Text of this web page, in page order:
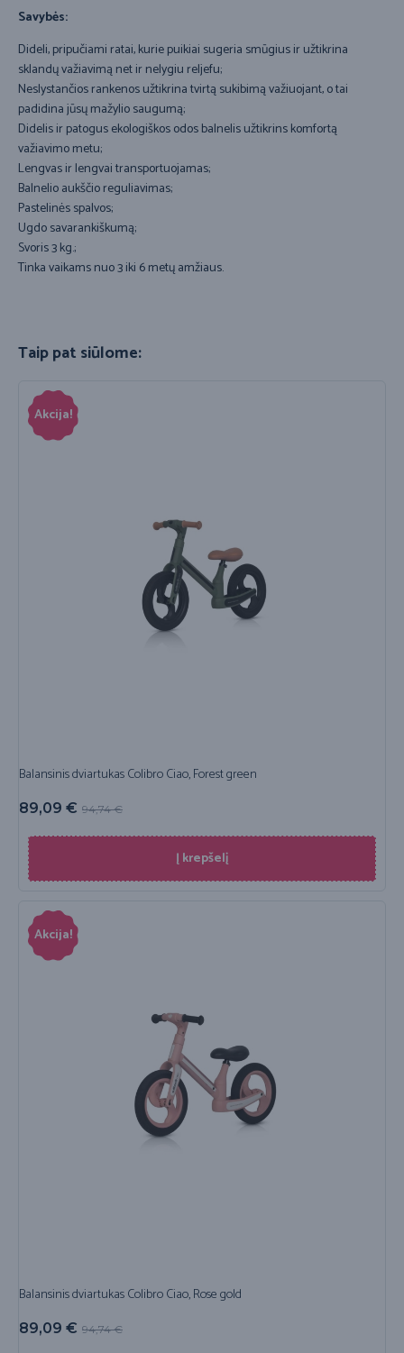
Savybės:
Dideli, pripučiami ratai, kurie puikiai sugeria smūgius ir užtikrina
sklandų važiavimą net ir nelygiu reljefu;
Neslystančios rankenos užtikrina tvirtą sukibimą važiuojant, o tai
padidina jūsų mažylio saugumą;
Didelis ir patogus ekologiškos odos balnelis užtikrins komfortą
važiavimo metu;
Lengvas ir lengvai transportuojamas;
Balnelio aukščio reguliavimas;
Pastelinės spalvos;
Ugdo savarankiškumą;
Svoris 3 kg.;
Tinka vaikams nuo 3 iki 6 metų amžiaus.
Taip pat siūlome:
Akcija!
Balansinis dviartukas Colibro Ciao, Forest green
94,74€
89,09 €
Į krepšelį
Akcija!
Balansinis dviartukas Colibro Ciao, Rose gold
94,74€
89,09 €